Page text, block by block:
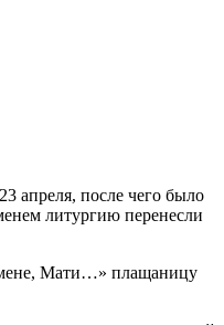
апреля, после чего было
литургию перенесли
мене, Мати…» плащаницу